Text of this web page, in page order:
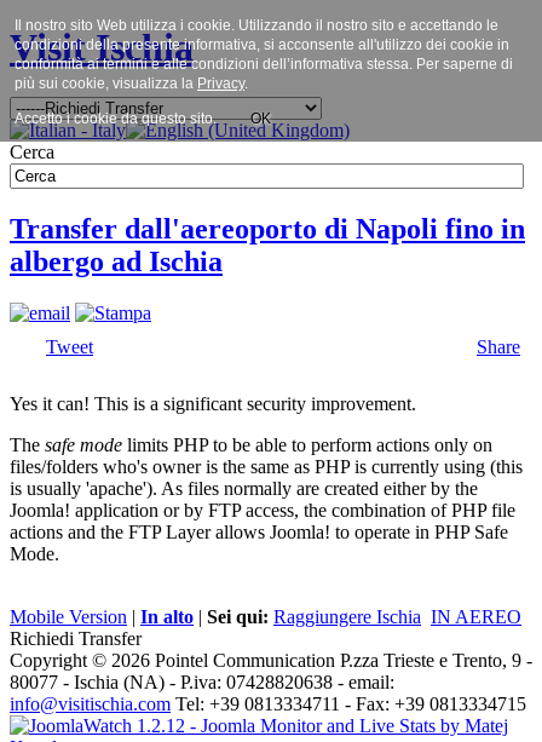
Visit Ischia
Cerca
Transfer dall'aereoporto di Napoli fino in
albergo ad Ischia
Tweet Share
Yes it can! This is a significant security improvement.
The safe mode limits PHP to be able to perform actions only on
files/folders who's owner is the same as PHP is currently using (this
is usually 'apache'). As files normally are created either by the
Joomla! application or by FTP access, the combination of PHP file
actions and the FTP Layer allows Joomla! to operate in PHP Safe
Mode.
Mobile Version | In alto | Sei qui: Raggiungere Ischia IN AEREO
Richiedi Transfer
Copyright © 2026 Pointel Communication P.zza Trieste e Trento, 9 -
80077 - Ischia (NA) - P.iva: 07428820638 - email:
info@visitischia.com Tel: +39 0813334711 - Fax: +39 0813334715
Il nostro sito Web utilizza i cookie. Utilizzando il nostro sito e accettando le
condizioni della presente informativa, si acconsente all'utilizzo dei cookie in
conformità ai termini e alle condizioni dell’informativa stessa. Per saperne di
più sui cookie, visualizza la Privacy.
Accetto i cookie da questo sito. OK